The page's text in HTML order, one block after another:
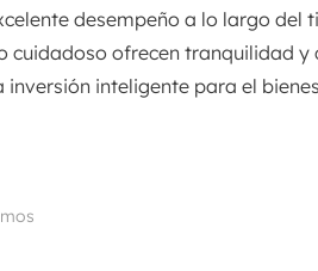
desempeño a lo largo del
cuidadoso ofrecen tranquilidad y
inversión inteligente para el